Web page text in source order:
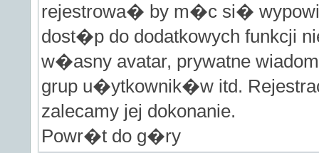
rejestrowa� by m�c si�
dost�p do dodatkowych funkcji
w�asny avatar, prywatne
grup u�ytkownik�w itd.
zalecamy jej dokonanie.
Powr�t do g�ry